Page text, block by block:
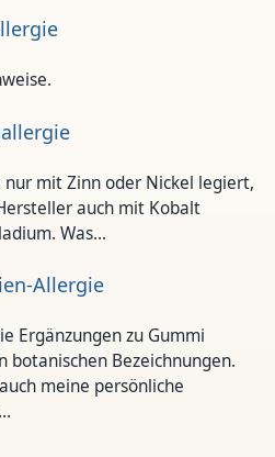
mit Zinn oder Nickel legiert,
auch mit Kobalt
Was…
Allergie
Ergänzungen zu Gummi
botanischen Bezeichnungen.
meine persönliche